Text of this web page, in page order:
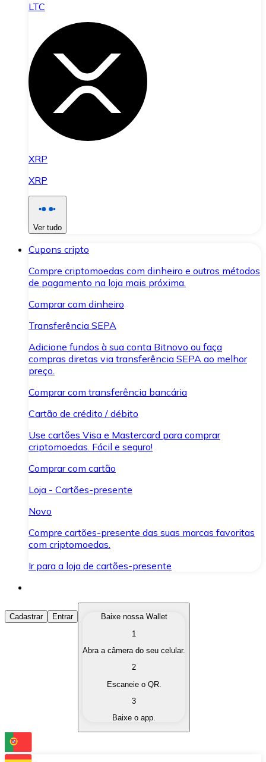
LTC
XRP
XRP
Ver tudo
Cupons cripto
Compre criptomoedas com dinheiro e outros métodos
de pagamento na loja mais próxima.
Comprar com dinheiro
Transferência SEPA
Adicione fundos à sua conta Bitnovo ou faça
compras diretas via transferência SEPA ao melhor
preço.
Comprar com transferência bancária
Cartão de crédito / débito
Use cartões Visa e Mastercard para comprar
criptomoedas. Fácil e seguro!
Comprar com cartão
Loja - Cartões-presente
Novo
Compre cartões-presente das suas marcas favoritas
com criptomoedas.
Ir para a loja de cartões-presente
Comprar Criptomoedas
Compre as criptomoedas de seu interesse de forma
Converta suas criptomoedas em moeda fiduciária
Troque uma criptomoeda por outra
Cadastrar Entrar
Baixe nossa Wallet
1
Abra a câmera do seu celular.
2
Escaneie o QR.
3
Baixe o app.